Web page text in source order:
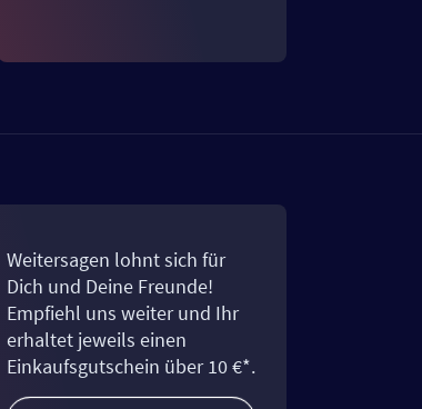
Weitersagen lohnt sich für
Dich und Deine Freunde!
Empfiehl uns weiter und Ihr
erhaltet jeweils einen
Einkaufsgutschein über 10 €*.